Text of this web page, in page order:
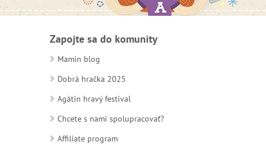
Zapojte sa do komunity
Mamin blog
Dobrá hračka 2025
Agátin hravý festival
Chcete s nami spolupracovať?
Affiliate program